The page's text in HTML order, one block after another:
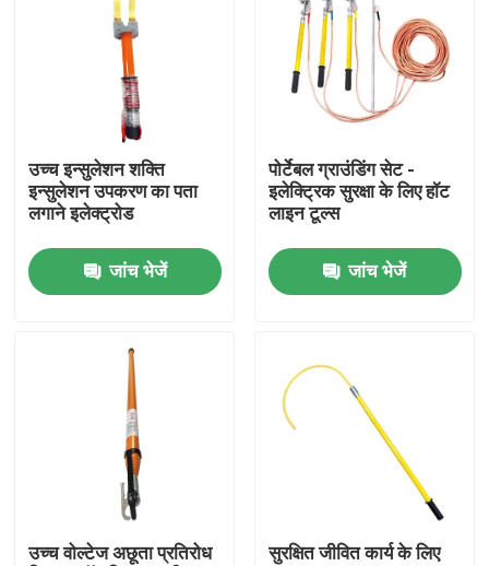
कारखाना भ्रमण
गुणवत्ता नियंत्रण
हमसे संपर्क करें
एक उद्धरण का अनुरोध करें
रेलवे इन्सुलेटर
उच्च इन्सुलेशन शक्ति
इन्सुलेशन उपकरण का पता
लगाने इलेक्ट्रोड
जांच भेजें
पोर्टेबल ग्राउंडिंग सेट -
इलेक्ट्रिक सुरक्षा के लिए हॉट
लाइन टूल्स
जांच भेजें
उच्च वोल्टेज अछूता प्रतिरोध
सुरक्षित जीवित कार्य के लिए